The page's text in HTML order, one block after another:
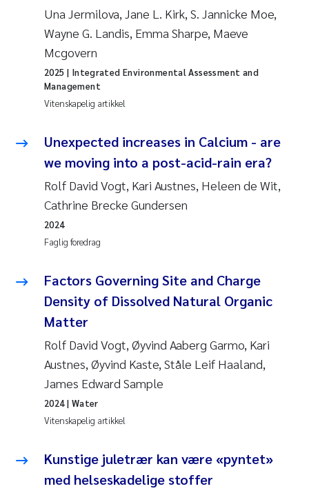
Una Jermilova, Jane L. Kirk, S. Jannicke Moe,
Wayne G. Landis, Emma Sharpe, Maeve
Mcgovern
Vitenskapelig artikkel
2025 | Integrated Environmental Assessment and
Management
Unexpected increases in Calcium - are
we moving into a post-acid-rain era?
Rolf David Vogt, Kari Austnes, Heleen de Wit,
Cathrine Brecke Gundersen
Faglig foredrag
2024
Factors Governing Site and Charge
Density of Dissolved Natural Organic
Matter
Rolf David Vogt, Øyvind Aaberg Garmo, Kari
Austnes, Øyvind Kaste, Ståle Leif Haaland,
James Edward Sample
Vitenskapelig artikkel
2024| Water
Kunstige juletrær kan være «pyntet»
med helseskadelige stoffer